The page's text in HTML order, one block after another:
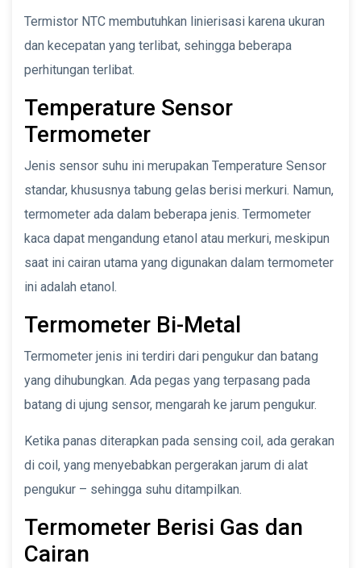
Termistor NTC membutuhkan linierisasi karena ukuran
dan kecepatan yang terlibat, sehingga beberapa
perhitungan terlibat.
Temperature Sensor
Termometer
Jenis sensor suhu ini merupakan Temperature Sensor
standar, khususnya tabung gelas berisi merkuri. Namun,
termometer ada dalam beberapa jenis. Termometer
kaca dapat mengandung etanol atau merkuri, meskipun
saat ini cairan utama yang digunakan dalam termometer
ini adalah etanol.
Termometer Bi-Metal
Termometer jenis ini terdiri dari pengukur dan batang
yang dihubungkan. Ada pegas yang terpasang pada
batang di ujung sensor, mengarah ke jarum pengukur.
Ketika panas diterapkan pada sensing coil, ada gerakan
di coil, yang menyebabkan pergerakan jarum di alat
pengukur – sehingga suhu ditampilkan.
Termometer Berisi Gas dan
Cairan